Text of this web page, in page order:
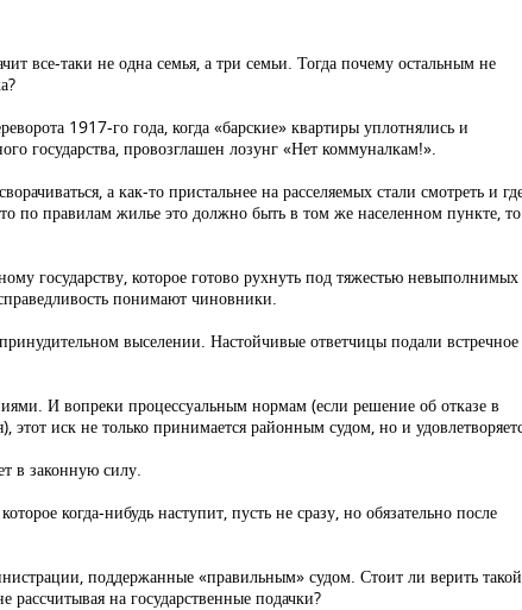
все-таки не одна семья, а три семьи. Тогда почему остальным не
1917-го года, когда «барские» квартиры уплотнялись и
государства, провозглашен лозунг «Нет коммуналкам!».
а как-то пристальнее на расселяемых стали смотреть и
по правилам жилье это должно быть в том же населенном пункте, то
государству, которое готово рухнуть под тяжестью невыполнимых
понимают чиновники.
выселении. Настойчивые ответчицы подали встречное
И вопреки процессуальным нормам (если решение об отказе в
иск не только принимается районным судом, но и
в законную силу.
когда-нибудь наступит, пусть не сразу, но обязательно после
поддержанные «правильным» судом. Стоит ли верить такой
рассчитывая на государственные подачки?